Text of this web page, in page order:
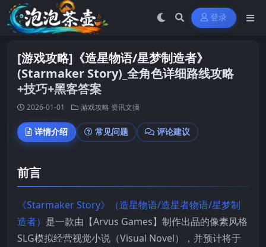
登录
[游戏攻略]《造星物语/星梦制造者》
(Starmaker Story)_全角色详细路线攻略
+技巧+黑客答案
2026-01-01 游戏攻略 资讯文摘
详情介绍 常见问题 评论建议
前言
《Starmaker Story》（造星物语/造星者物语/星梦制
造者） 是一款由【Arvus Games】制作出品的像素风格
SLG模拟经营视觉小说（Visual Novel），并预计将于